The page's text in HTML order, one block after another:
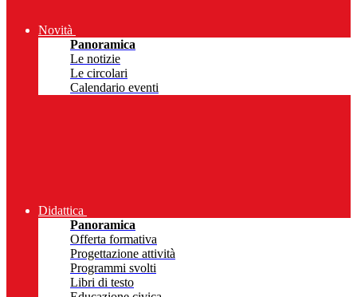
Novità
Panoramica
Le notizie
Le circolari
Calendario eventi
Didattica
Panoramica
Offerta formativa
Progettazione attività
Programmi svolti
Libri di testo